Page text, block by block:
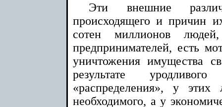
Эти внешние
происходящего и причин
сотен миллионов
предпринимателей, есть
уничтожения имущества
результате
«распределения», у
необходимого, а у